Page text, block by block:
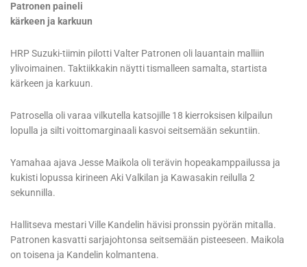
Patronen paineli
kärkeen ja karkuun
HRP Suzuki-tiimin pilotti Valter Patronen oli lauantain malliin
ylivoimainen. Taktiikkakin näytti tismalleen samalta, startista
kärkeen ja karkuun.
Patrosella oli varaa vilkutella katsojille 18 kierroksisen kilpailun
lopulla ja silti voittomarginaali kasvoi seitsemään sekuntiin.
Yamahaa ajava Jesse Maikola oli terävin hopeakamppailussa ja
kukisti lopussa kirineen Aki Valkilan ja Kawasakin reilulla 2
sekunnilla.
Hallitseva mestari Ville Kandelin hävisi pronssin pyörän mitalla.
Patronen kasvatti sarjajohtonsa seitsemään pisteeseen. Maikola
on toisena ja Kandelin kolmantena.